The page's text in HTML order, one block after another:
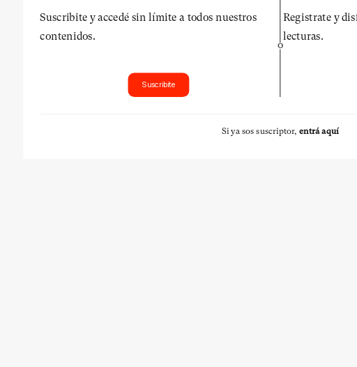
Suscribite y accedé sin límite a todos nuestros
contenidos.
Suscribite
O
Registrate y
lecturas.
Si ya sos suscriptor, entrá aquí